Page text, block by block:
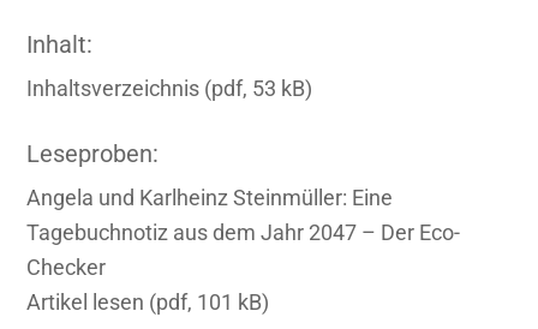
Inhalt:
Inhaltsverzeichnis (pdf, 53 kB)
Leseproben:
Angela und Karlheinz Steinmüller: Eine
Tagebuchnotiz aus dem Jahr 2047 – Der Eco-
Checker
Artikel lesen (pdf, 101 kB)